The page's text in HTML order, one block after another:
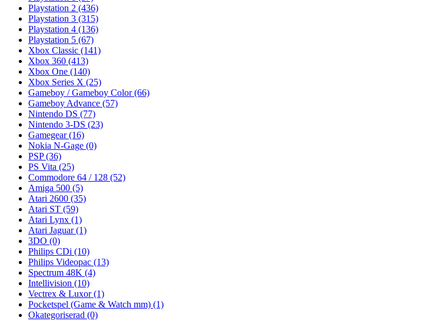
Playstation 2 (436)
Playstation 3 (315)
Playstation 4 (136)
Playstation 5 (67)
Xbox Classic (141)
Xbox 360 (413)
Xbox One (140)
Xbox Series X (25)
Gameboy / Gameboy Color(66)
Gameboy Advance (57)
Nintendo DS (77)
Nintendo 3-DS (23)
Gamegear(16)
Nokia N-Gage (0)
PSP(36)
PS Vita (25)
Commodore 64 / 128 (52)
Amiga 500 (5)
Atari 2600 (35)
Atari ST (59)
Atari Lynx (1)
Atari Jaguar(1)
3DO (0)
Philips CDi (10)
Philips Videopac (13)
Spectrum 48K (4)
Intellivision (10)
Vectrex & Luxor(1)
Pocketspel (Game & Watch mm) (1)
Okategoriserad (0)